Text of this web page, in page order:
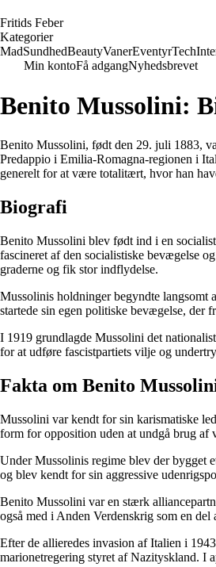
Fritids Feber
Kategorier
MadSundhedBeautyVanerEventyrTech
Min kontoFå adgangNyhedsbrevet
Benito Mussolini:
Benito Mussolini, født den 29. juli 1883,
Predappio i Emilia-Romagna-regionen i
generelt for at være totalitært, hvor han
Biografi
Benito Mussolini blev født ind i en
fascineret af den socialistiske bevægelse
graderne og fik stor indflydelse.
Mussolinis holdninger begyndte langsomt
startede sin egen politiske bevægelse, der
I 1919 grundlagde Mussolini det
for at udføre fascistpartiets vilje og
Fakta om Benito
Mussolini var kendt for sin karismatiske
form for opposition uden at undgå brug af
Under Mussolinis regime blev der bygget
og blev kendt for sin aggressive
Benito Mussolini var en stærk
også med i Anden Verdenskrig som en
Efter de allieredes invasion af Italien i
marionetregering styret af Nazityskland. I